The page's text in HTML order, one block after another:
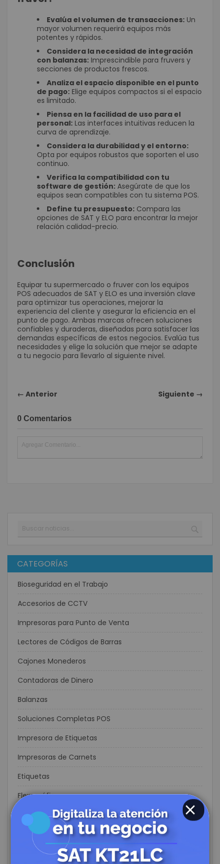
Evalúa el volumen de transacciones: Un
mayor volumen requerirá equipos más
potentes y rápidos.
Considera la necesidad de integración
con balanzas: Imprescindible para fruvers y
secciones de productos frescos.
Analiza el espacio disponible en el punto
de pago: Elige equipos compactos si el espacio
es limitado.
Piensa en la facilidad de uso para el
personal: Las interfaces intuitivas reducen la
curva de aprendizaje.
Considera la durabilidad y el entorno:
Opta por equipos robustos que soporten el uso
continuo.
Verifica la compatibilidad con tu
software de gestión: Asegúrate de que los
equipos sean compatibles con tu sistema POS.
Define tu presupuesto: Compara las
opciones de SAT y ELO para encontrar la mejor
relación calidad-precio.
Conclusión
Equipar tu supermercado o fruver con los equipos
POS adecuados de SAT y ELO es una inversión clave
para optimizar tus operaciones, mejorar la
experiencia del cliente y asegurar la eficiencia en el
punto de pago. Ambas marcas ofrecen soluciones
confiables y duraderas, diseñadas para satisfacer las
demandas específicas de estos negocios. Evalúa tus
necesidades y elige la solución que mejor se adapte
a tu negocio para llevarlo al siguiente nivel.
← Anterior Siguiente →
0 Comentarios
Buscar
CATEGORÍAS
Bioseguridad en el Trabajo
Accesorios de CCTV
Impresoras para Punto de Venta
Lectores de Códigos de Barras
Cajones Monederos
Contadoras de Dinero
Balanzas
Soluciones Completas POS
Impresora de Etiquetas
Impresoras de Carnets
Etiquetas
Flexográfia
Consumibles
Ribbons
Consumibles para Carnetización
CERRAR